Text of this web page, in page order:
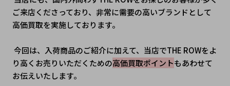
ご来店くださっており、非常に需要の高いブランドとして
高価買取を実施しております。
り高くお売りいただくための高価買取ポイントもあわせて
お伝えいたします。